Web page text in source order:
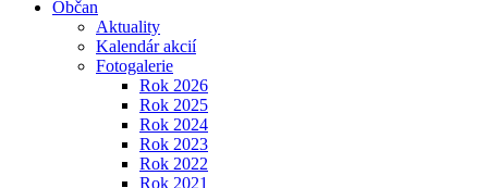
Občan
Aktuality
Kalendár akcií
Fotogalerie
Rok 2026
Rok 2025
Rok 2024
Rok 2023
Rok 2022
Rok 2021